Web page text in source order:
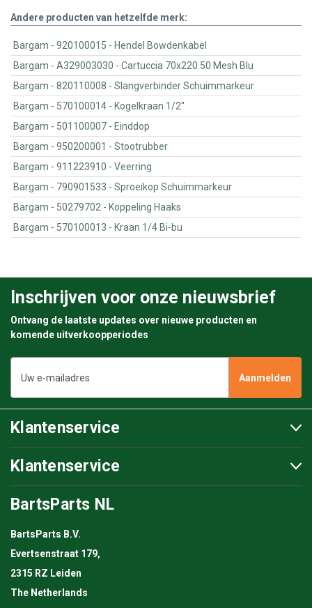
Andere producten van hetzelfde merk:
Bargam - 920100015 - Hendel Bowdenkabel
Bargam - A329003030 - Cartuccia 70x220 50 Mesh Blu
Bargam - 820110008 - Slangverbinder Schuimmarkeur
Bargam - 570100014 - Kogelkraan 1/2"
Bargam - 501100007 - Einddop
Bargam - 950200001 - Stootrubber
Bargam - 911223910 - Veerring
Bargam - 790901533 - Sproeikop Schuimmarkeur
Bargam - 50279702 - Koppeling Haaks
Bargam - 570100013 - Kraan 1/4 Bi-bu
Inschrijven voor onze nieuwsbrief
Ontvang de laatste updates over nieuwe producten en
komende uitverkoopperiodes
mailadres
Klantenservice
Klantenservice
BartsParts NL
BartsParts B.V.
Evertsenstraat 179,
2315 RZ Leiden
The Netherlands